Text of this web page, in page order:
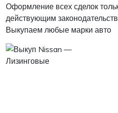
Оформление всех сделок
действующим
Выкупаем любые марки авто